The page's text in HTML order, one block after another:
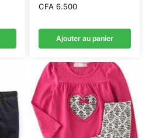
CFA6.500
Ajouter au panier